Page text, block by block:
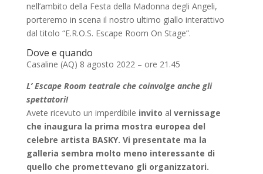
nell’ambito della Festa della Madonna degli Angeli,
porteremo in scena il nostro ultimo giallo interattivo
dal titolo “E.R.O.S. Escape Room On Stage”.
Dove e quando
Casaline (AQ) 8 agosto 2022 – ore 21.45
L’ Escape Room teatrale che coinvolge anche gli
spettatori!
Avete ricevuto un imperdibile invito al vernissage
che inaugura la prima mostra europea del
celebre artista BASKY. Vi presentate ma la
galleria sembra molto meno interessante di
quello che promettevano gli organizzatori.